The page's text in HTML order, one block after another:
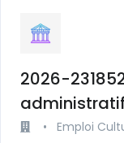
2026-
• Emploi